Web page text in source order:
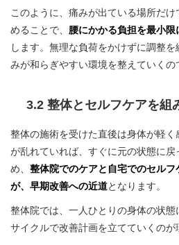
このように、痛みが出ている場所だ
めることで、 腰にかかる負担を最小限
します。無理な負荷をかけずに調整
みが和らぎやすい環境を整えていくの
3.2 整体とセルフケアを組
整体の施術を受けた直後は身体が軽
が乱れていれば、すぐに元の状態に戻
め、 整体院でのケアと自宅でのセルフ
が、早期改善への近道となります。
整体院では、一人ひとりの身体の状
サイクルで改善計画を立てていくのが